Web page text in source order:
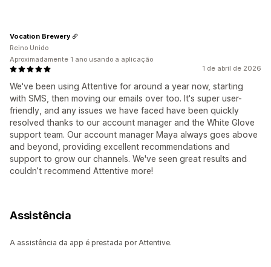
1 de abril de 2026
We've been using Attentive for around a year now, starting
with SMS, then moving our emails over too. It's super user-
friendly, and any issues we have faced have been quickly
resolved thanks to our account manager and the White Glove
support team. Our account manager Maya always goes above
and beyond, providing excellent recommendations and
support to grow our channels. We've seen great results and
couldn’t recommend Attentive more!
Vocation Brewery
Reino Unido
Aproximadamente 1 ano usando a aplicação
Assistência
A assistência da app é prestada por Attentive.